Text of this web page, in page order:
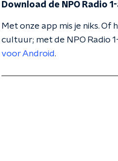
Download de NPO Radio
Met onze app mis je niks.
cultuur; met de NPO Radio
voor Android.